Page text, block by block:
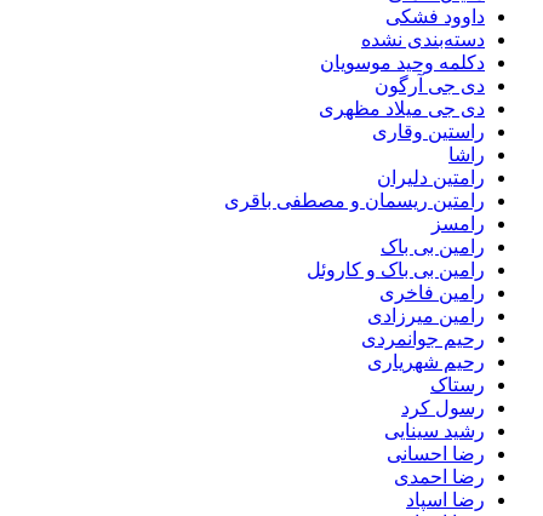
داوود فشکی
دسته‌بندی نشده
دکلمه وحید موسویان
دی جی آرگون
دی جی میلاد مظهری
راستین وقاری
راشا
رامتین دلیران
رامتین ریسمان و مصطفی باقری
رامسز
رامین بی باک
رامین بی باک و کاروئل
رامین فاخری
رامین میرزادی
رحیم جوانمردی
رحیم شهریاری
رستاک
رسول کرد
رشید سینایی
رضا احسانی
رضا احمدی
رضا اسپاد